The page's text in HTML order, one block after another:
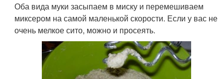
Оба вида муки засыпаем в миску и перемешиваем
миксером на самой маленькой скорости. Если у вас не
очень мелкое сито, можно и просеять.